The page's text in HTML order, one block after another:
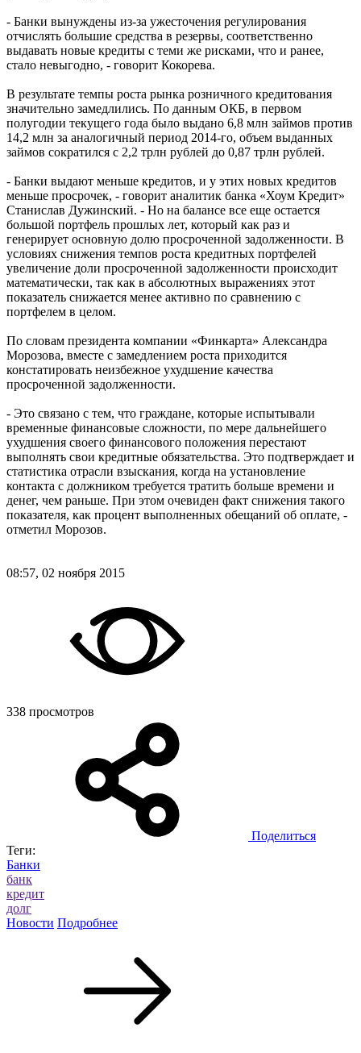
- Банки вынуждены из-за ужесточения регулирования
отчислять большие средства в резервы, соответственно
выдавать новые кредиты с теми же рисками, что и ранее,
стало невыгодно, - говорит Кокорева.
В результате темпы роста рынка розничного кредитования
значительно замедлились. По данным ОКБ, в первом
полугодии текущего года было выдано 6,8 млн займов против
14,2 млн за аналогичный период 2014-го, объем выданных
займов сократился с 2,2 трлн рублей до 0,87 трлн рублей.
- Банки выдают меньше кредитов, и у этих новых кредитов
меньше просрочек, - говорит аналитик банка «Хоум Кредит»
Станислав Дужинский. - Но на балансе все еще остается
большой портфель прошлых лет, который как раз и
генерирует основную долю просроченной задолженности. В
условиях снижения темпов роста кредитных портфелей
увеличение доли просроченной задолженности происходит
математически, так как в абсолютных выражениях этот
показатель снижается менее активно по сравнению с
портфелем в целом.
По словам президента компании «Финкарта» Александра
Морозова, вместе с замедлением роста приходится
констатировать неизбежное ухудшение качества
просроченной задолженности.
- Это связано с тем, что граждане, которые испытывали
временные финансовые сложности, по мере дальнейшего
ухудшения своего финансового положения перестают
выполнять свои кредитные обязательства. Это подтверждает и
статистика отрасли взыскания, когда на установление
контакта с должником требуется тратить больше времени и
денег, чем раньше. При этом очевиден факт снижения такого
показателя, как процент выполненных обещаний об оплате, -
отметил Морозов.
08:57, 02 ноября 2015
338 просмотров
Поделиться
Теги:
Банки
банк
кредит
долг
Новости Подробнее